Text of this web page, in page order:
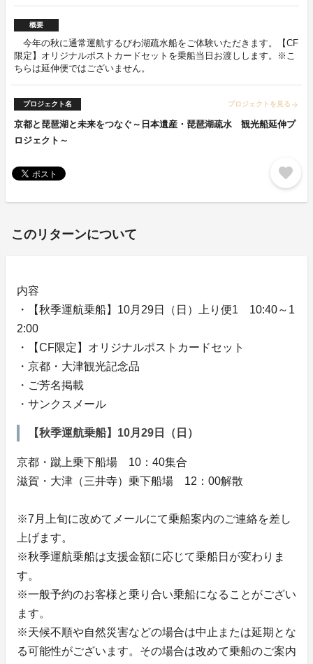
概要
今年の秋に通常運航するびわ湖疏水船をご体験いただきます。【CF
限定】オリジナルポストカードセットを乗船当日お渡しします。※こ
ちらは延伸便ではございません。
プロジェクト名 プロジェクトを見る arrow_forward
京都と琵琶湖と未来をつなぐ～日本遺産・琵琶湖疏水 観光船延伸プ
ロジェクト～
favorite
このリターンについて
内容
・【秋季運航乗船】10月29日（日）上り便1 10:40～1
2:00
・【CF限定】オリジナルポストカードセット
・京都・大津観光記念品
・ご芳名掲載
・サンクスメール
【秋季運航乗船】10月29日（日）
京都・蹴上乗下船場 10：40集合
滋賀・大津（三井寺）乗下船場 12：00解散
※7月上旬に改めてメールにて乗船案内のご連絡を差し
上げます。
※秋季運航乗船は支援金額に応じて乗船日が変わりま
す。
※一般予約のお客様と乗り合い乗船になることがござい
ます。
※天候不順や自然災害などの場合は中止または延期とな
る可能性がございます。その場合は改めて乗船のご案内